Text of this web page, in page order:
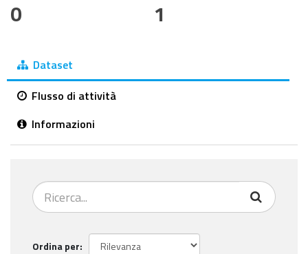
0 1
Dataset
Flusso di attività
Informazioni
Ordina per